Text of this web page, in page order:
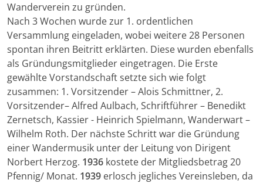
Wanderverein zu gründen.
Nach 3 Wochen wurde zur 1. ordentlichen
Versammlung eingeladen, wobei weitere 28 Personen
spontan ihren Beitritt erklärten. Diese wurden ebenfalls
als Gründungsmitglieder eingetragen. Die Erste
gewählte Vorstandschaft setzte sich wie folgt
zusammen: 1. Vorsitzender – Alois Schmittner, 2.
Vorsitzender– Alfred Aulbach, Schriftführer – Benedikt
Zernetsch, Kassier - Heinrich Spielmann, Wanderwart –
Wilhelm Roth. Der nächste Schritt war die Gründung
einer Wandermusik unter der Leitung von Dirigent
Norbert Herzog. 1936 kostete der Mitgliedsbetrag 20
Pfennig/ Monat. 1939 erlosch jegliches Vereinsleben, da